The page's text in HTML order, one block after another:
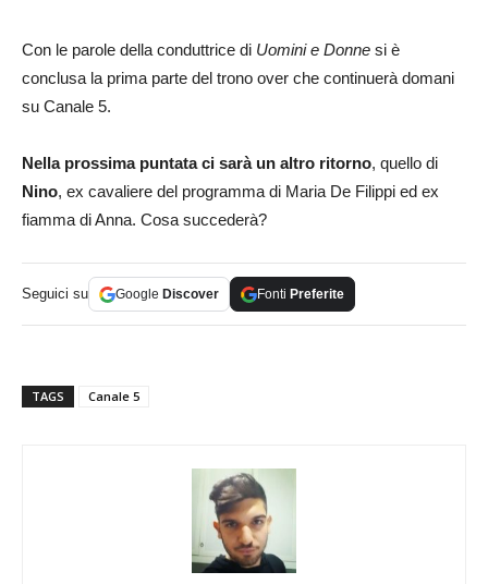
Con le parole della conduttrice di Uomini e Donne si è
conclusa la prima parte del trono over che continuerà domani
su Canale 5.
Nella prossima puntata ci sarà un altro ritorno, quello di
Nino, ex cavaliere del programma di Maria De Filippi ed ex
fiamma di Anna. Cosa succederà?
Seguici su Google Discover Fonti Preferite
TAGS Canale 5